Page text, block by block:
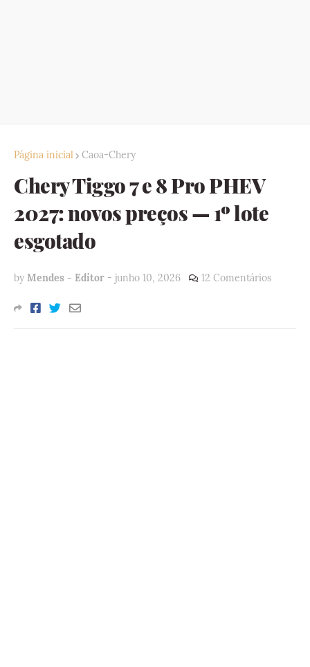
Página inicial Caoa-Chery
Chery Tiggo 7 e 8 Pro PHEV
2027: novos preços — 1º lote
esgotado
by Mendes - Editor - junho 10, 2026 12 Comentários